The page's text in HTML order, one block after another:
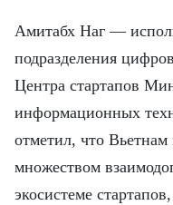
Амитабх Наг —
подразделения
Центра стартапов
информационных
отметил, что
множеством
экосистеме